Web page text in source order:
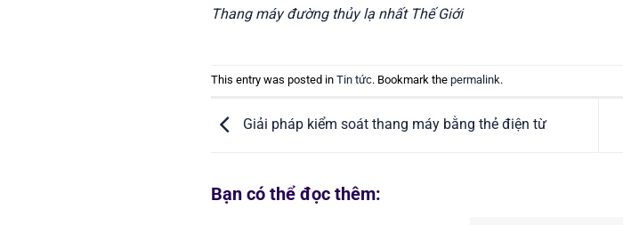
Thang máy đường thủy lạ nhất Thế Giới
This entry was posted in Tin tức. Bookmark the permalink.
Giải pháp kiểm soát thang máy bằng thẻ điện từ
Bạn có thể đọc thêm: